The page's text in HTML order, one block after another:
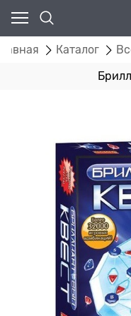
Каталог